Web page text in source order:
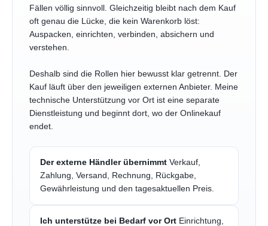
Fällen völlig sinnvoll. Gleichzeitig bleibt nach dem Kauf
oft genau die Lücke, die kein Warenkorb löst:
Auspacken, einrichten, verbinden, absichern und
verstehen.
Deshalb sind die Rollen hier bewusst klar getrennt. Der
Kauf läuft über den jeweiligen externen Anbieter. Meine
technische Unterstützung vor Ort ist eine separate
Dienstleistung und beginnt dort, wo der Onlinekauf
endet.
Der externe Händler übernimmt Verkauf,
Zahlung, Versand, Rechnung, Rückgabe,
Gewährleistung und den tagesaktuellen Preis.
Ich unterstütze bei Bedarf vor Ort Einrichtung,